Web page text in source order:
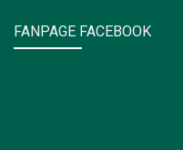
FANPAGE FACEBOOK